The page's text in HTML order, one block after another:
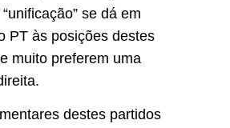
se dá em
PT às posições destes
muito preferem uma
destes partidos